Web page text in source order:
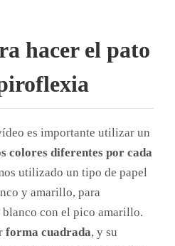
hacer el pato
es importante utilizar un
colores diferentes por cada
utilizado un tipo de papel
y amarillo, para
con el pico amarillo.
forma cuadrada, y su